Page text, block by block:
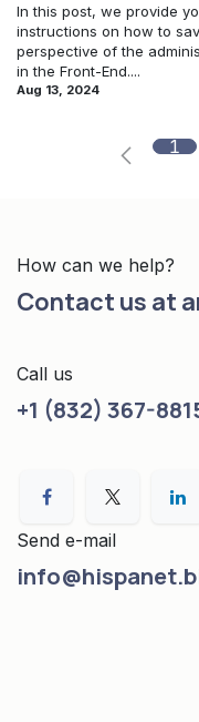
In this post, we provide
instructions on how to
perspective of the
in the Front-End....
Aug 13, 2024
1
How can we help?
Contact us at
Call us
+1 (832) 367-
Send e-mail